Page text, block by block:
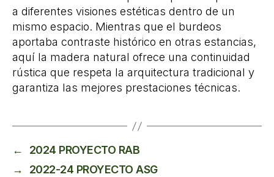
a diferentes visiones estéticas dentro de un
mismo espacio. Mientras que el burdeos
aportaba contraste histórico en otras estancias,
aquí la madera natural ofrece una continuidad
rústica que respeta la arquitectura tradicional y
garantiza las mejores prestaciones técnicas.
←
2024 PROYECTO RAB
→
2022-24 PROYECTO ASG